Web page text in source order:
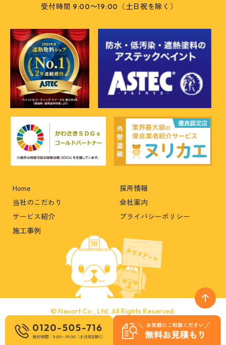
受付時間 9:00～19:00（土日祝を除く）
Home
採用情報
当社のこだわり
会社案内
サービス紹介
プライバシーポリシー
施工事例
© Nexart Co., Ltd. All Rights Reserved.